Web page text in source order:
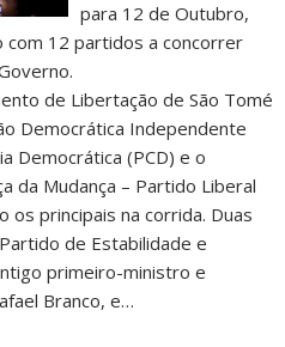
para 12 de Outubro,
com 12 partidos a concorrer
de Libertação de São Tomé
Democrática Independente
Democrática (PCD) e o
da Mudança – Partido Liberal
os principais na corrida. Duas
de Estabilidade e
primeiro-ministro e
Branco, e…